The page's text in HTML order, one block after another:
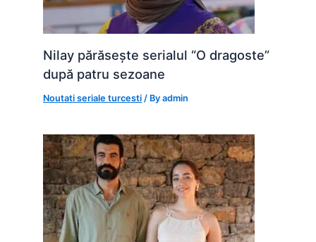
Nilay părăsește serialul “O dragoste”
după patru sezoane
Noutati seriale turcesti / Byadmin